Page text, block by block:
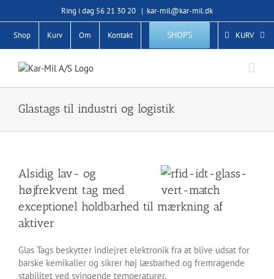
to
content
Ring i dag 56 21 30 20 | kar-mil@kar-mil.dk
Shop Kurv Om Kontakt SHOPS KURV
Glastags til industri og logistik
Alsidig lav- og
højfrekvent tag med
exceptionel holdbarhed til mærkning af
aktiver
Glas Tags beskytter indlejret elektronik fra at blive udsat for
barske kemikalier og sikrer høj læsbarhed og fremragende
stabilitet ved svingende temperaturer.